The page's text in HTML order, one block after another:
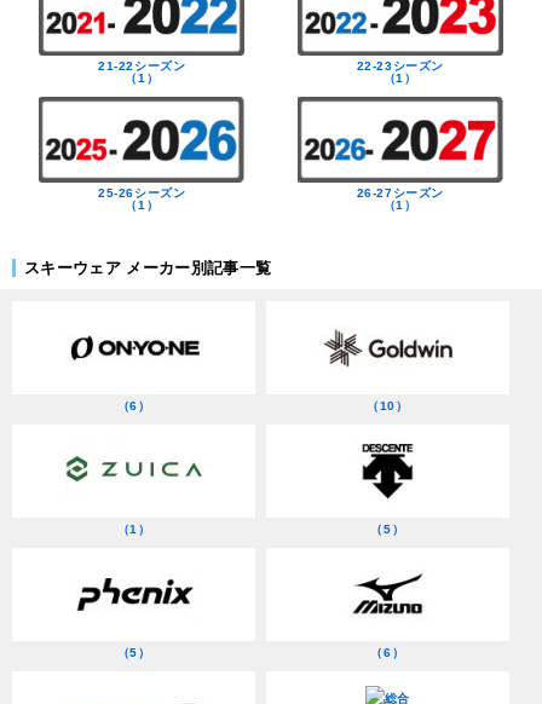
21-22シーズン
（1）
22-23シーズン
（1）
25-26シーズン
（1）
26-27シーズン
（1）
スキーウェア メーカー別記事一覧
（6） （10）
（1） （5）
（5） （6）